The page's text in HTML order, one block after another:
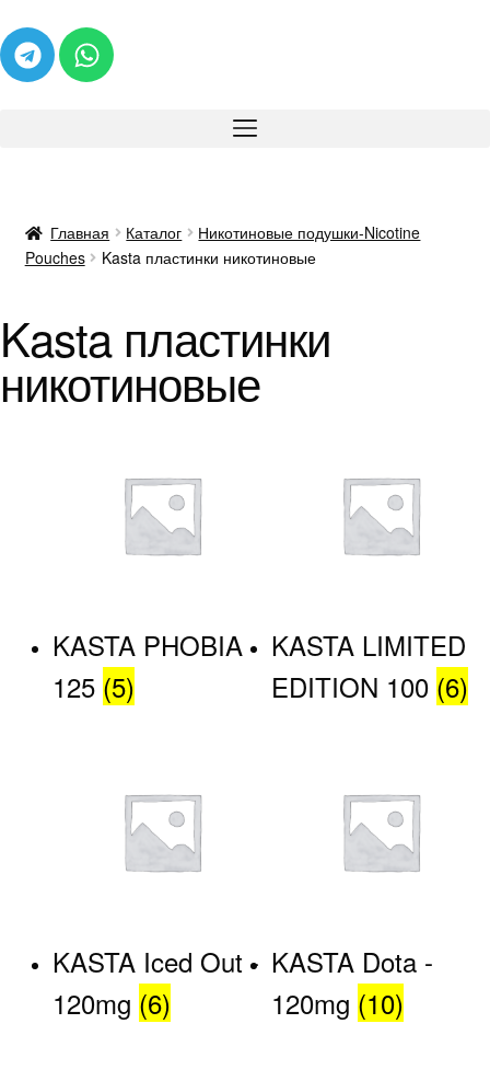
Главная Каталог
Никотиновые подушки-Nicotine
Pouches
Kasta пластинки никотиновые
Kasta пластинки
никотиновые
KASTA PHOBIA
125 (5)
KASTA LIMITED
EDITION 100 (6)
KASTA Iced Out -
120mg (6)
KASTA Dota -
120mg (10)